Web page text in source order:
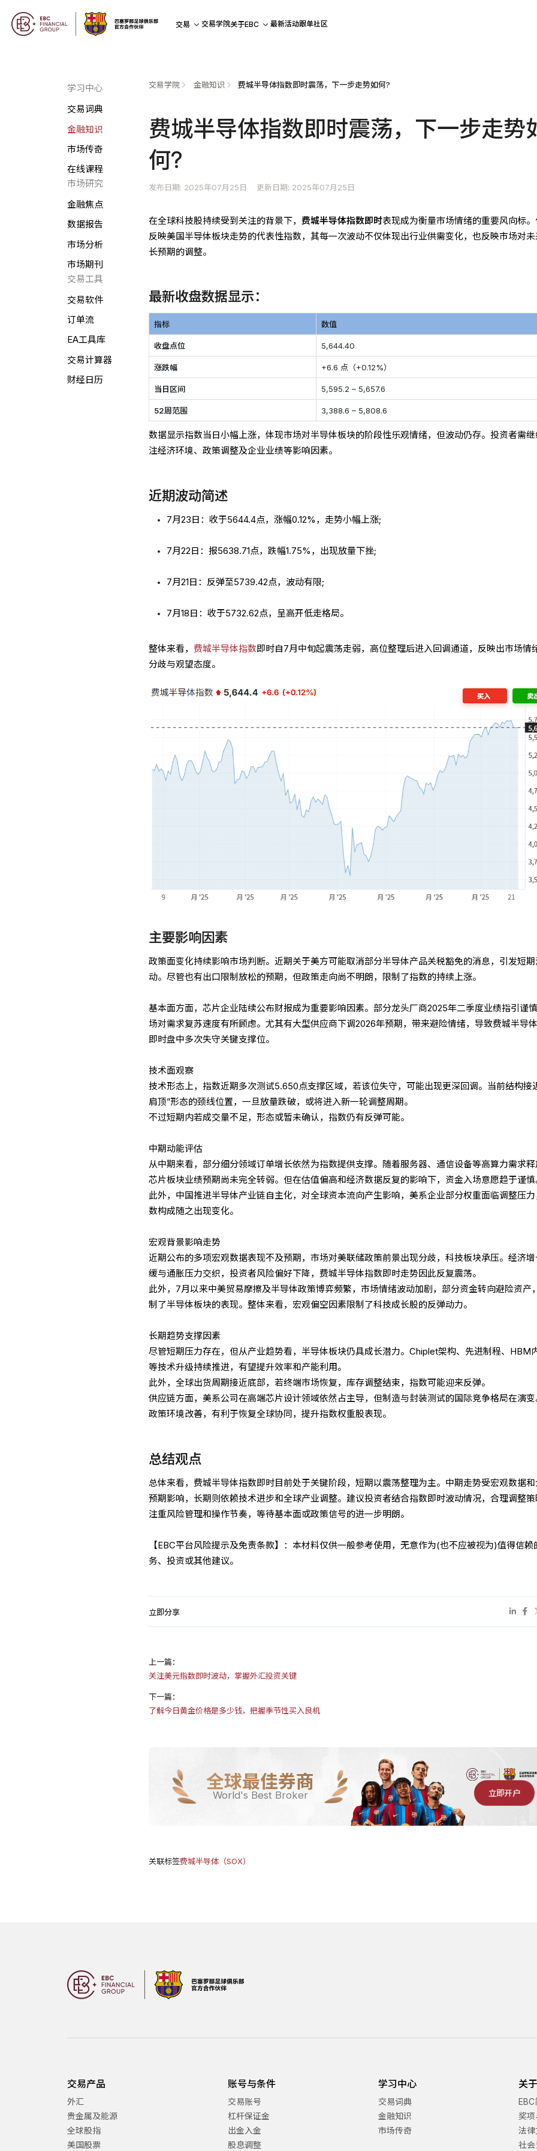
交易 交易学院关于EBC 最新活动跟单社区
学习中心
交易词典
金融知识
市场传奇
在线课程
市场研究
金融焦点
数据报告
市场分析
市场期刊
交易工具
交易软件
订单流
EA工具库
交易计算器
财经日历
交易学院 金融知识 费城半导体指数即时震荡，下一步走势如何?
费城半导体指数即时震荡，下一步走势
何?
发布日期: 2025年07月25日 更新日期: 2025年07月25日
在全球科技股持续受到关注的背景下，费城半导体指数即时表现成为衡量市场情绪的重要风向标。
反映美国半导体板块走势的代表性指数，其每一次波动不仅体现出行业供需变化，也反映市场对未
长预期的调整。
最新收盘数据显示：
指标 数值
收盘点位 5,644.40
涨跌幅 +6.6 点（+0.12%）
当日区间 5,595.2 – 5,657.6
52周范围 3,388.6 – 5,808.6
数据显示指数当日小幅上涨，体现市场对半导体板块的阶段性乐观情绪，但波动仍存。投资者需继
注经济环境、政策调整及企业业绩等影响因素。
近期波动简述
7月23日：收于5644.4点，涨幅0.12%，走势小幅上涨;
7月22日：报5638.71点，跌幅1.75%，出现放量下挫;
7月21日：反弹至5739.42点，波动有限;
7月18日：收于5732.62点，呈高开低走格局。
整体来看，费城半导体指数即时自7月中旬起震荡走弱，高位整理后进入回调通道，反映出市场情
分歧与观望态度。
主要影响因素
政策面变化持续影响市场判断。近期关于美方可能取消部分半导体产品关税豁免的消息，引发短期
动。尽管也有出口限制放松的预期，但政策走向尚不明朗，限制了指数的持续上涨。
基本面方面，芯片企业陆续公布财报成为重要影响因素。部分龙头厂商2025年二季度业绩指引谨
场对需求复苏速度有所顾虑。尤其有大型供应商下调2026年预期，带来避险情绪，导致费城半导
即时盘中多次失守关键支撑位。
技术面观察
技术形态上，指数近期多次测试5.650点支撑区域，若该位失守，可能出现更深回调。当前结构接
肩顶”形态的颈线位置，一旦放量跌破，或将进入新一轮调整周期。
不过短期内若成交量不足，形态或暂未确认，指数仍有反弹可能。
中期动能评估
从中期来看，部分细分领域订单增长依然为指数提供支撑。随着服务器、通信设备等高算力需求释
芯片板块业绩预期尚未完全转弱。但在估值偏高和经济数据反复的影响下，资金入场意愿趋于谨慎
此外，中国推进半导体产业链自主化，对全球资本流向产生影响，美系企业部分权重面临调整压
数构成随之出现变化。
宏观背景影响走势
近期公布的多项宏观数据表现不及预期，市场对美联储政策前景出现分歧，科技板块承压。经济
缓与通胀压力交织，投资者风险偏好下降，费城半导体指数即时走势因此反复震荡。
此外，7月以来中美贸易摩擦及半导体政策博弈频繁，市场情绪波动加剧，部分资金转向避险资产
制了半导体板块的表现。整体来看，宏观偏空因素限制了科技成长股的反弹动力。
长期趋势支撑因素
尽管短期压力存在，但从产业趋势看，半导体板块仍具成长潜力。Chiplet架构、先进制程、HBM
等技术升级持续推进，有望提升效率和产能利用。
此外，全球出货周期接近底部，若终端市场恢复，库存调整结束，指数可能迎来反弹。
供应链方面，美系公司在高端芯片设计领域依然占主导，但制造与封装测试的国际竞争格局在演
政策环境改善，有利于恢复全球协同，提升指数权重股表现。
总结观点
总体来看，费城半导体指数即时目前处于关键阶段，短期以震荡整理为主。中期走势受宏观数据
预期影响，长期则依赖技术进步和全球产业调整。建议投资者结合指数即时波动情况，合理调整策
注重风险管理和操作节奏，等待基本面或政策信号的进一步明朗。
【EBC平台风险提示及免责条款】：本材料仅供一般参考使用，无意作为(也不应被视为)值得信赖
务、投资或其他建议。
立即分享
上一篇：
关注美元指数即时波动，掌握外汇投资关键
下一篇：
了解今日黄金价格是多少钱，把握季节性买入良机
全球最佳券商
World's Best Broker 立即开户
关联标签费城半导体（SOX）
交易产品
外汇
贵金属及能源
全球股指
美国股票
账号与条件
交易账号
杠杆保证金
出金入金
股息调整
学习中心
交易词典
金融知识
市场传奇
关
奖
法律
社